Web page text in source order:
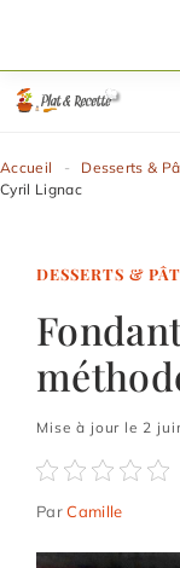
contenu
Accueil - Desserts &
Cyril Lignac
DESSERTS &
Mise à jour le 2
ParCamille